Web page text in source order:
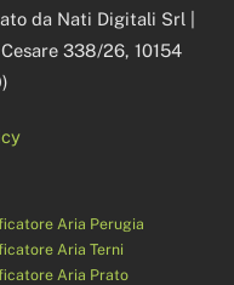
da Nati Digitali Srl |
338/26, 10154
Aria Perugia
Aria Terni
Aria Prato